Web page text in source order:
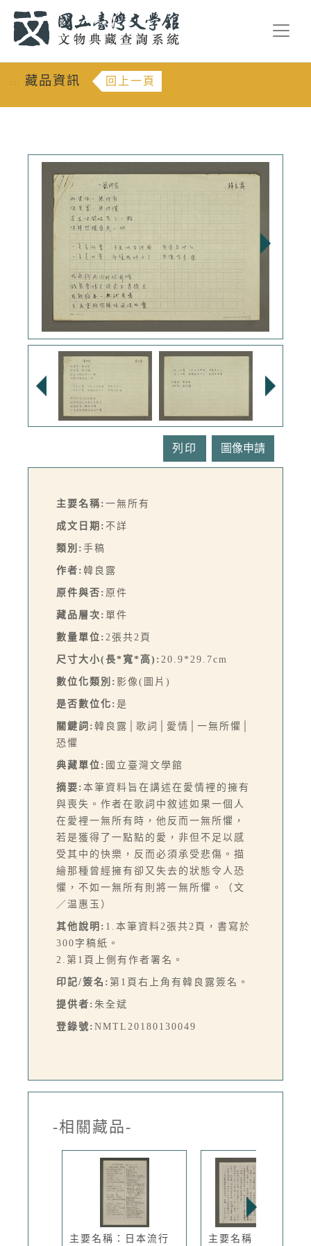
::: 藏品資訊 回上一頁
列印
主要名稱: 一無所有
成文日期: 不詳
類別: 手稿
作者: 韓良露
原件與否: 原件
藏品層次: 單件
數量單位: 2張共2頁
尺寸大小(長*寬*高): 20.9*29.7cm
數位化類別: 影像(圖片)
是否數位化: 是
關鍵詞: 韓良露│歌詞│愛情│一無所懼│
恐懼
典藏單位: 國立臺灣文學館
摘要: 本筆資料旨在講述在愛情裡的擁有
與喪失。作者在歌詞中敘述如果一個人
在愛裡一無所有時，他反而一無所懼，
若是獲得了一點點的愛，非但不足以感
受其中的快樂，反而必須承受悲傷。描
繪那種曾經擁有卻又失去的狀態令人恐
懼，不如一無所有則將一無所懼。（文
／温惠玉）
其他說明: 1.本筆資料2張共2頁，書寫於
300字稿紙。
2.第1頁上側有作者署名。
印記/簽名: 第1頁右上角有韓良露簽名。
提供者: 朱全斌
登錄號: NMTL20180130049
-相關藏品-
主要名稱：日本流行 主要名稱：難